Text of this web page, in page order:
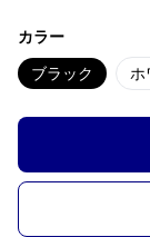
カラー
ブラック ホ